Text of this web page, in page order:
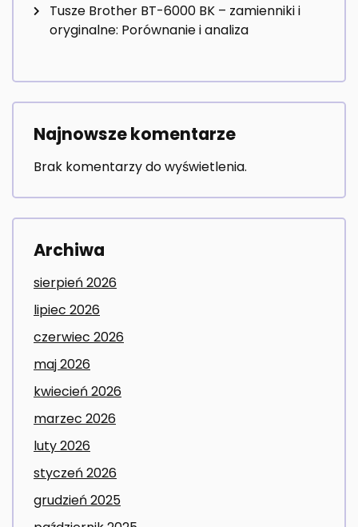
Tusze Brother BT-6000 BK – zamienniki i
oryginalne: Porównanie i analiza
Najnowsze komentarze
Brak komentarzy do wyświetlenia.
Archiwa
sierpień 2026
lipiec 2026
czerwiec 2026
maj 2026
kwiecień 2026
marzec 2026
luty 2026
styczeń 2026
grudzień 2025